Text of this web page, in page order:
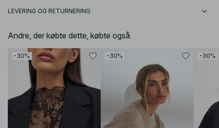
LEVERING OG RETURNERING
Andre, der købte dette, købte også
-30% -30% -30%